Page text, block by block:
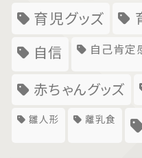
育児グッズ
自信
自己肯定
赤ちゃんグッズ
雛人形 離乳食